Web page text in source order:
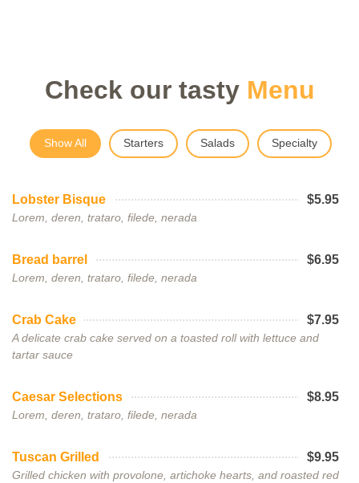
Check our tasty Menu
Show All Starters Salads Specialty
Lobster Bisque $5.95
Lorem, deren, trataro, filede, nerada
Bread barrel $6.95
Lorem, deren, trataro, filede, nerada
Crab Cake $7.95
A delicate crab cake served on a toasted roll with lettuce and
tartar sauce
Caesar Selections $8.95
Lorem, deren, trataro, filede, nerada
Tuscan Grilled $9.95
Grilled chicken with provolone, artichoke hearts, and roasted red